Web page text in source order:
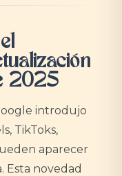
2025
introdujo
TikToks,
aparecer
Esta novedad